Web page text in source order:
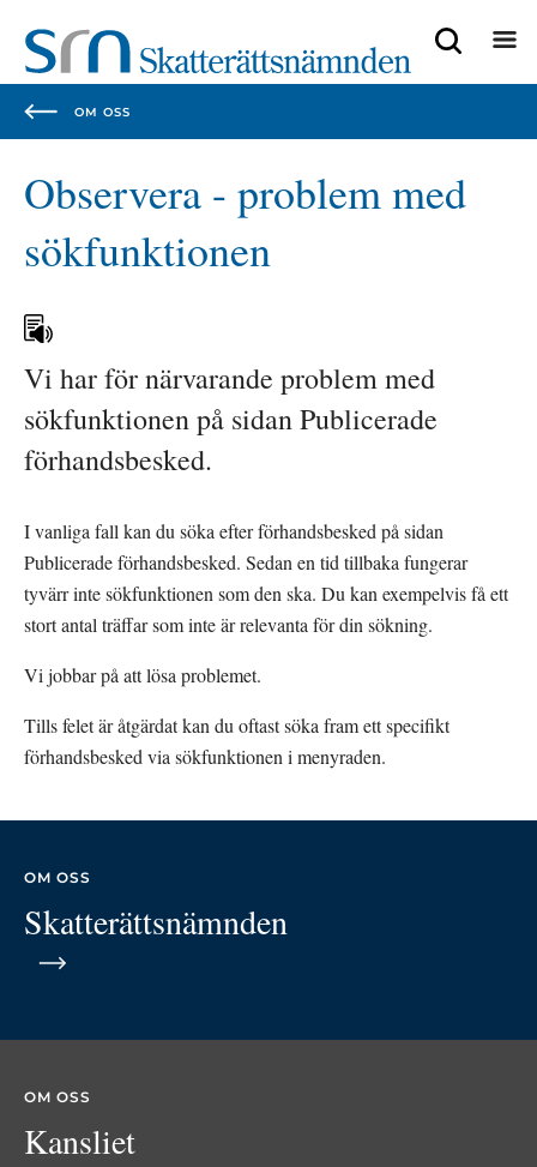
start
end
OM OSS
Observera - problem med
sökfunktionen
Vi har för närvarande problem med
sökfunktionen på sidan Publicerade
förhandsbesked.
I vanliga fall kan du söka efter förhandsbesked på sidan
Publicerade förhandsbesked. Sedan en tid tillbaka fungerar
tyvärr inte sökfunktionen som den ska. Du kan exempelvis få ett
stort antal träffar som inte är relevanta för din sökning.
Vi jobbar på att lösa problemet.
Tills felet är åtgärdat kan du oftast söka fram ett specifikt
förhandsbesked via sökfunktionen i menyraden.
OM OSS
Skatterättsnämnden
OM OSS
Kansliet